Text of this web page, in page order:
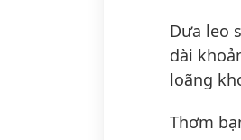
Dưa leo
dài
loãng
Thơm